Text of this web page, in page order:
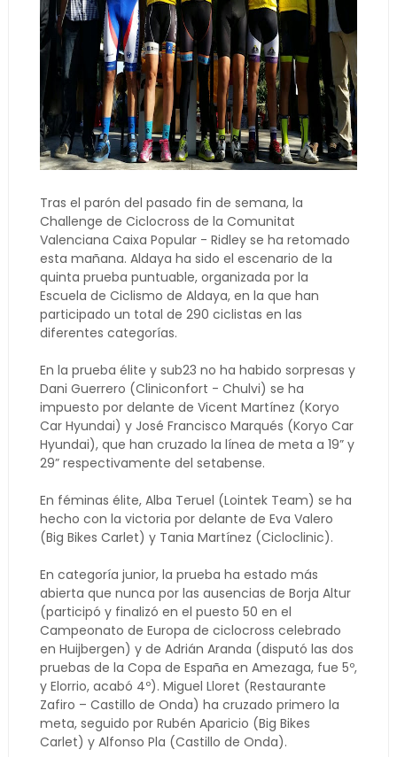
Tras el parón del pasado fin de semana, la
Challenge de Ciclocross de la Comunitat
Valenciana Caixa Popular - Ridley se ha retomado
esta mañana. Aldaya ha sido el escenario de la
quinta prueba puntuable, organizada por la
Escuela de Ciclismo de Aldaya, en la que han
participado un total de 290 ciclistas en las
diferentes categorías.
En la prueba élite y sub23 no ha habido sorpresas y
Dani Guerrero (Cliniconfort - Chulvi) se ha
impuesto por delante de Vicent Martínez (Koryo
Car Hyundai) y José Francisco Marqués (Koryo Car
Hyundai), que han cruzado la línea de meta a 19” y
29” respectivamente del setabense.
En féminas élite, Alba Teruel (Lointek Team) se ha
hecho con la victoria por delante de Eva Valero
(Big Bikes Carlet) y Tania Martínez (Cicloclinic).
En categoría junior, la prueba ha estado más
abierta que nunca por las ausencias de Borja Altur
(participó y finalizó en el puesto 50 en el
Campeonato de Europa de ciclocross celebrado
en Huijbergen) y de Adrián Aranda (disputó las dos
pruebas de la Copa de España en Amezaga, fue 5º,
y Elorrio, acabó 4º). Miguel Lloret (Restaurante
Zafiro – Castillo de Onda) ha cruzado primero la
meta, seguido por Rubén Aparicio (Big Bikes
Carlet) y Alfonso Pla (Castillo de Onda).